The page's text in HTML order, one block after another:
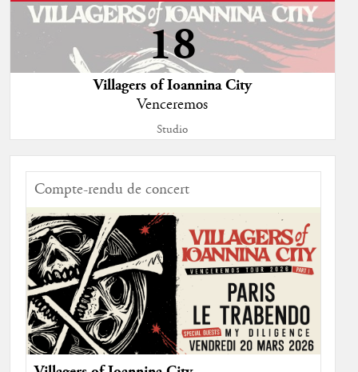
18
Villagers of Ioannina City
Venceremos
Studio
Compte-rendu de concert